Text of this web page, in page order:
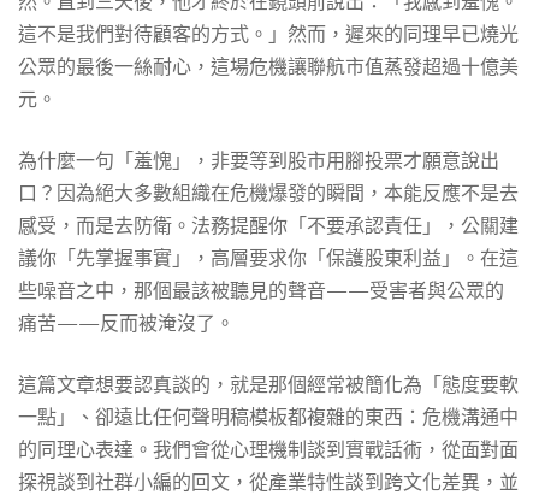
感
受
到
真
誠
的
這不是我們對待顧客的方式。」然而，遲來的同理早已燒光
公眾的最後一絲耐心，這場危機讓聯航市值蒸發超過十億美
元。
為什麼一句「羞愧」，非要等到股市用腳投票才願意說出
口？因為絕大多數組織在危機爆發的瞬間，本能反應不是去
感受，而是去防衛。法務提醒你「不要承認責任」，公關建
議你「先掌握事實」，高層要求你「保護股東利益」。在這
些噪音之中，那個最該被聽見的聲音——受害者與公眾的
痛苦——反而被淹沒了。
這篇文章想要認真談的，就是那個經常被簡化為「態度要軟
一點」、卻遠比任何聲明稿模板都複雜的東西：危機溝通中
的同理心表達。我們會從心理機制談到實戰話術，從面對面
探視談到社群小編的回文，從產業特性談到跨文化差異，並